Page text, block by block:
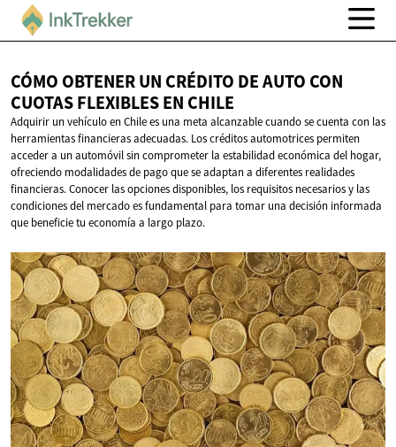
CÓMO OBTENER UN CRÉDITO DE AUTO CON
CUOTAS FLEXIBLESEN CHILE
Adquirir un vehículo en Chile es una meta alcanzable cuando se cuenta con las
herramientas financieras adecuadas. Los créditos automotrices permiten
acceder a un automóvil sin comprometer la estabilidad económica del hogar,
ofreciendo modalidades de pago que se adaptan a diferentes realidades
financieras. Conocer las opciones disponibles, los requisitos necesarios y las
condiciones del mercado es fundamental para tomar una decisión informada
que beneficie tu economía a largo plazo.